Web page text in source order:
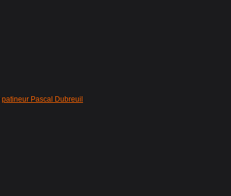
patineur Pascal Dubreuil